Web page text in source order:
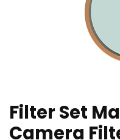
Filter Set
Camera